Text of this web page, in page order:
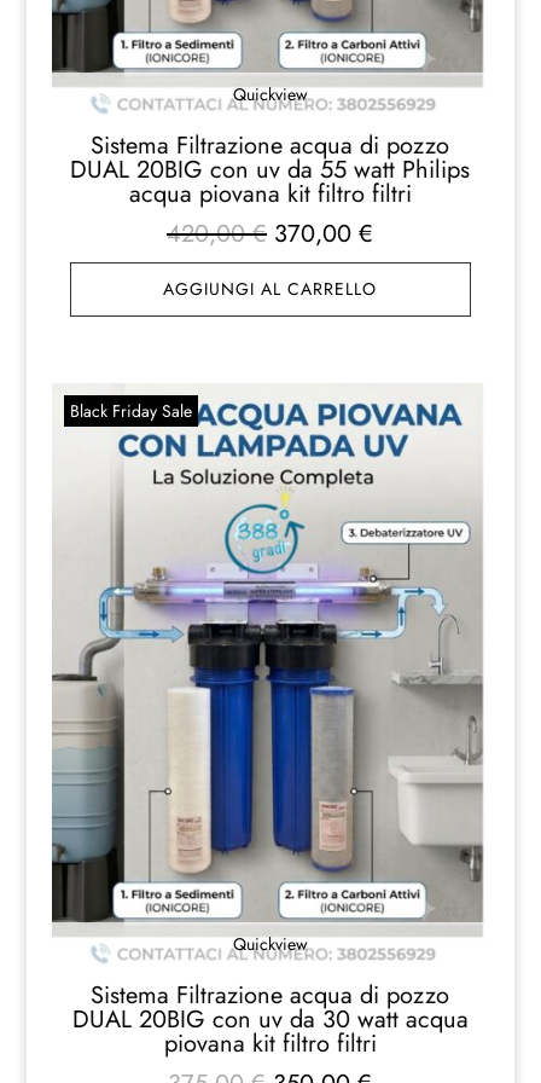
Quickview
Sistema Filtrazione acqua di pozzo
DUAL 20BIG con uv da 55 watt Philips
acqua piovana kit filtro filtri
420,00€ Il
prezzo
originale
era:
370,00€
prezzo
attuale
è:
AGGIUNGI AL CARRELLO
Black Friday Sale
Quickview
Sistema Filtrazione acqua di pozzo
DUAL 20BIG con uv da 30 watt acqua
piovana kit filtro filtri